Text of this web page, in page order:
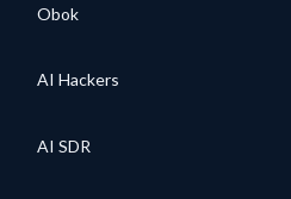
Obok
AI Hackers
AI SDR